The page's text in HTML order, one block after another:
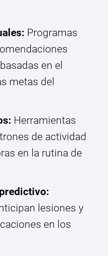
Programas
en el
metas del
Herramientas
de actividad
en la rutina de
lesiones y
en los